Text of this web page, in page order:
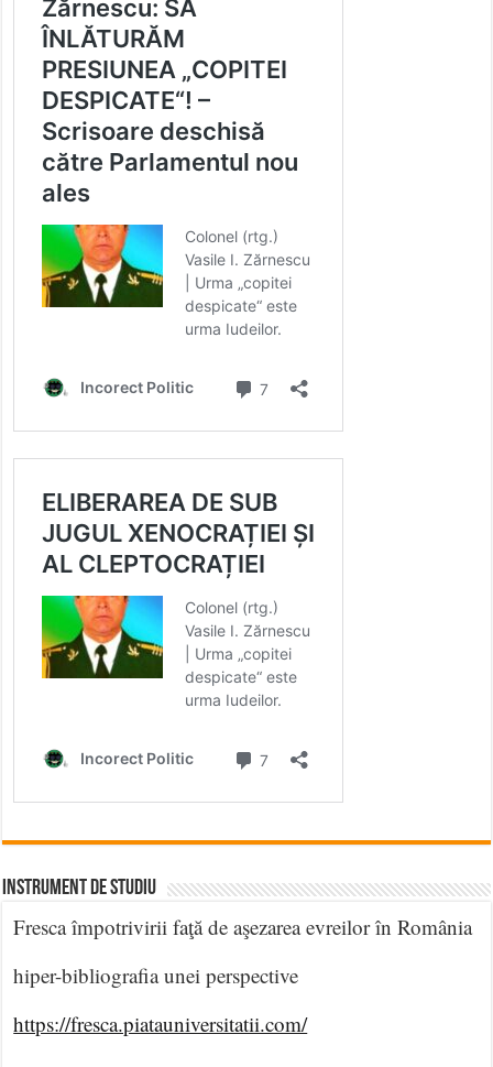
INSTRUMENT DE STUDIU
Fresca împotrivirii faţă de aşezarea evreilor în România
hiper-bibliografia unei perspective
https://fresca.piatauniversitatii.com/